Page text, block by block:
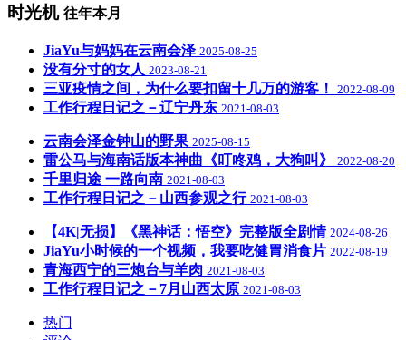
时光机 往年本月
JiaYu与妈妈在云南会泽 2025-08-25
没有分寸的女人 2023-08-21
三亚疫情之间，为什么要扣留十几万的游客！ 2022-08-09
工作行程日记之－辽宁丹东 2021-08-03
云南会泽金钟山的野果 2025-08-15
雷公马与海南话版本神曲《叮咚鸡，大狗叫》 2022-08-20
千里归途 一路向南 2021-08-03
工作行程日记之－山西参观之行 2021-08-03
【4K|无损】《黑神话：悟空》完整版全剧情 2024-08-26
JiaYu小时候的一个视频，我要吃健胃消食片 2022-08-19
青海西宁的三炮台与羊肉 2021-08-03
工作行程日记之－7月山西太原 2021-08-03
热门